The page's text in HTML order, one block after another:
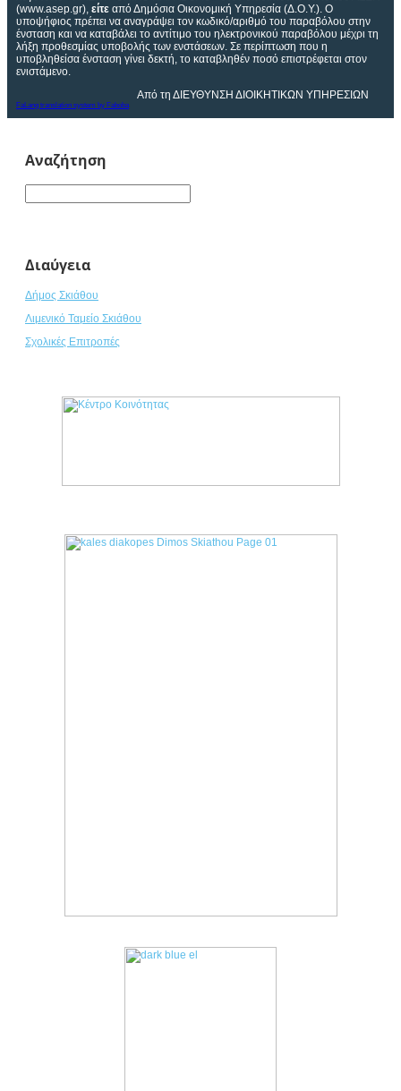
(www.asep.gr), είτε από Δημόσια Οικονομική Υπηρεσία (Δ.Ο.Υ.). Ο
υποψήφιος πρέπει να αναγράψει τον κωδικό/αριθμό του παραβόλου στην
ένσταση και να καταβάλει το αντίτιμο του ηλεκτρονικού παραβόλου μέχρι τη
λήξη προθεσμίας υποβολής των ενστάσεων. Σε περίπτωση που η
υποβληθείσα ένσταση γίνει δεκτή, το καταβληθέν ποσό επιστρέφεται στον
ενιστάμενο.
Από τη ΔΙΕΥΘΥΝΣΗ ΔΙΟΙΚΗΤΙΚΩΝ ΥΠΗΡΕΣΙΩΝ
FaLang translation system by Faboba
Αναζήτηση
Διαύγεια
Δήμος Σκιάθου
Λιμενικό Ταμείο Σκιάθου
Σχολικές Επιτροπές